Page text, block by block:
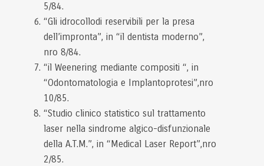
5/84.
“Gli idrocollodi reservibili per la presa
dell’impronta”, in “il dentista moderno”,
nro 8/84.
“il Weenering mediante compositi “, in
“Odontomatologia e Implantoprotesi”,nro
10/85.
“Studio clinico statistico sul trattamento
laser nella sindrome algico-disfunzionale
della A.T.M.”, in “Medical Laser Report”,nro
2/85.